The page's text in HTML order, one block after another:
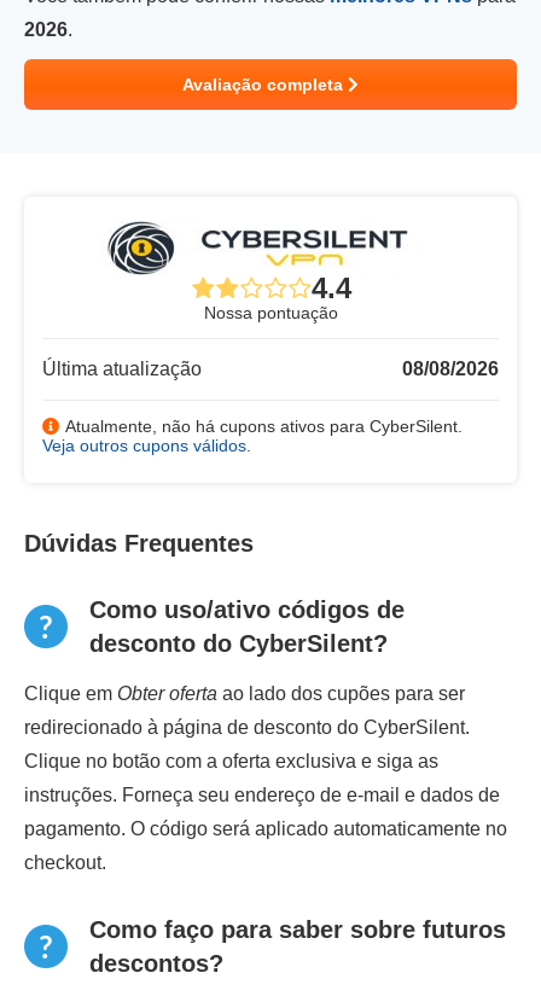
2026.
Avaliação completa
4.4
Nossa pontuação
Última atualização 08/08/2026
Atualmente, não há cupons ativos para CyberSilent.
Veja outros cupons válidos
Dúvidas Frequentes
Como uso/ativo códigos de
desconto do CyberSilent?
Clique em Obter oferta ao lado dos cupões para ser
redirecionado à página de desconto do CyberSilent.
Clique no botão com a oferta exclusiva e siga as
instruções. Forneça seu endereço de e-mail e dados de
pagamento. O código será aplicado automaticamente no
checkout.
Como faço para saber sobre futuros
descontos?